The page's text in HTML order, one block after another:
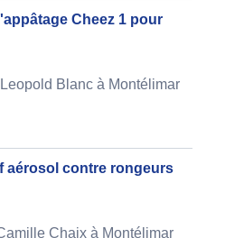
Cheez 1 pour
Blanc à Montélimar
aérosol contre rongeurs
Chaix à Montélimar